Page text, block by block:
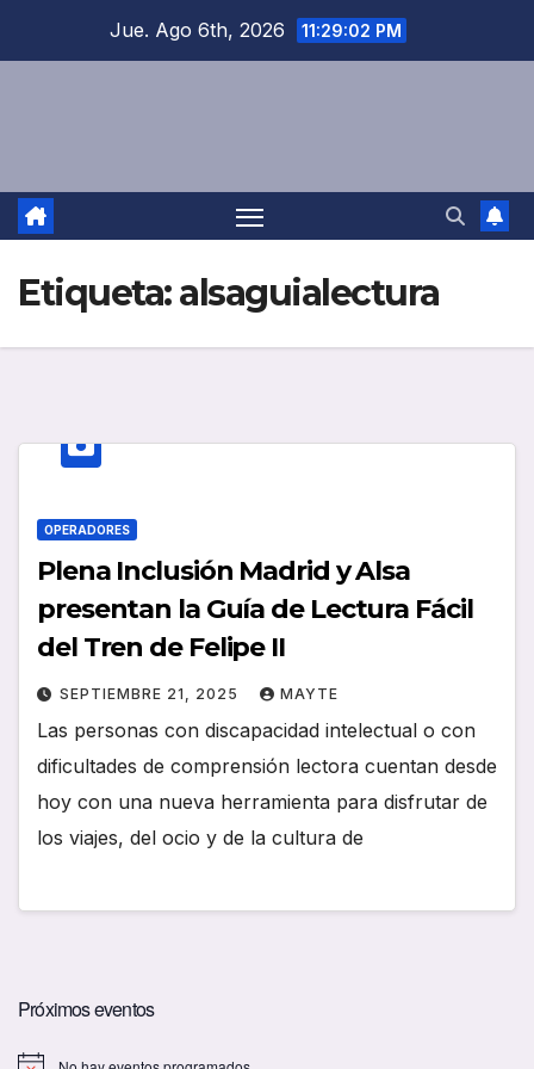
Jue. Ago 6th, 2026 11:29:03 PM
Etiqueta:alsaguialectura
OPERADORES
Plena Inclusión Madrid y Alsa
presentan la Guía de Lectura Fácil
del Tren de Felipe II
SEPTIEMBRE 21, 2025 MAYTE
Las personas con discapacidad intelectual o con
dificultades de comprensión lectora cuentan desde
hoy con una nueva herramienta para disfrutar de
los viajes, del ocio y de la cultura de
Próximos eventos